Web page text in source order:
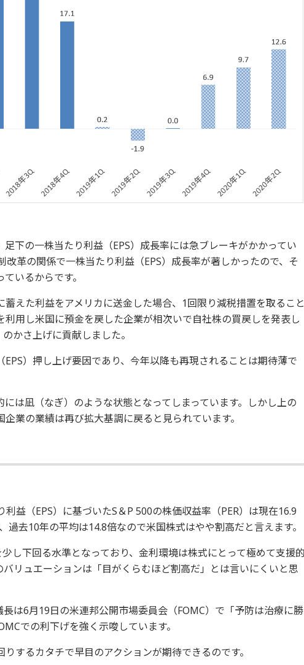
下の一株当たり利益（EPS）成長率には急ブレーキがかかってい
改革の関係で一株当たり利益（EPS）成長率が著しかったので、そ
いるからです。
えた利益をアメリカに送金した場合、1回限り減税措置を取ること
用し米国に預金を戻した企業が相次いで自社株の買戻しを発表し
かさ上げに貢献しました。
）押し上げ要因であり、今年以降も再現されることは期待薄で
は凪（なぎ）のような状態となってしまっています。しかし上の
業の業績は再び拡大基調に戻ると見られています。
益（EPS）に基づいたS＆P 500の株価収益率（PER）は現在16.9
過去10年の平均は14.8倍なので米国株式はやや割高だと言えます。
し下回る水準となっており、金利環境は株式にとって極めて支援的
リュエーションは「目がくらむほど割高だ」とは言いにくいと思
は6月19日の米連邦公開市場委員会（FOMC）で「予防は治療に勝
での利下げを強く示唆しています。
するカタチで早目のアクションが期待できるのです。